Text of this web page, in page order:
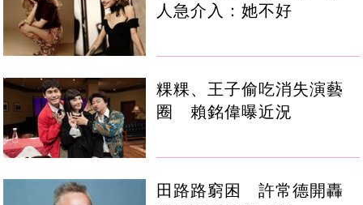
人急介入：她不好
粿粿、王子偷吃消失演藝
圈 賴銘偉曝近況
田路路窮困 許常德開轟